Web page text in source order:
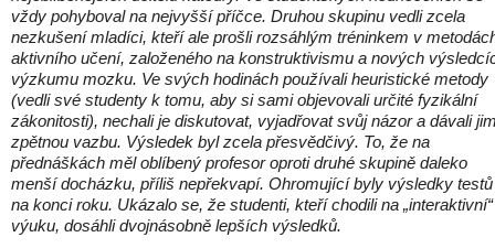
vždy pohyboval na nejvyšší příčce. Druhou skupinu vedli zcela
nezkušení mladíci, kteří ale prošli rozsáhlým tréninkem v
aktivního učení, založeného na konstruktivismu a nových
výzkumu mozku. Ve svých hodinách používali heuristické metody
(vedli své studenty k tomu, aby si sami objevovali určité fyzikální
zákonitosti), nechali je diskutovat, vyjadřovat svůj názor a dávali
zpětnou vazbu. Výsledek byl zcela přesvědčivý. To, že na
přednáškách měl oblíbený profesor oproti druhé skupině daleko
menší docházku, příliš nepřekvapí. Ohromující byly výsledky testů
na konci roku. Ukázalo se, že studenti, kteří chodili na „interaktivní“
výuku, dosáhli dvojnásobně lepších výsledků.